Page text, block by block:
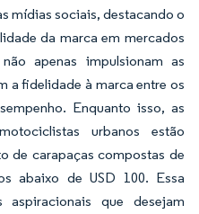
mídias sociais, destacando o
da marca em mercados
apenas impulsionam as
a fidelidade à marca entre os
Enquanto isso, as
urbanos estão
de carapaças compostas de
abaixo de USD 100. Essa
que desejam